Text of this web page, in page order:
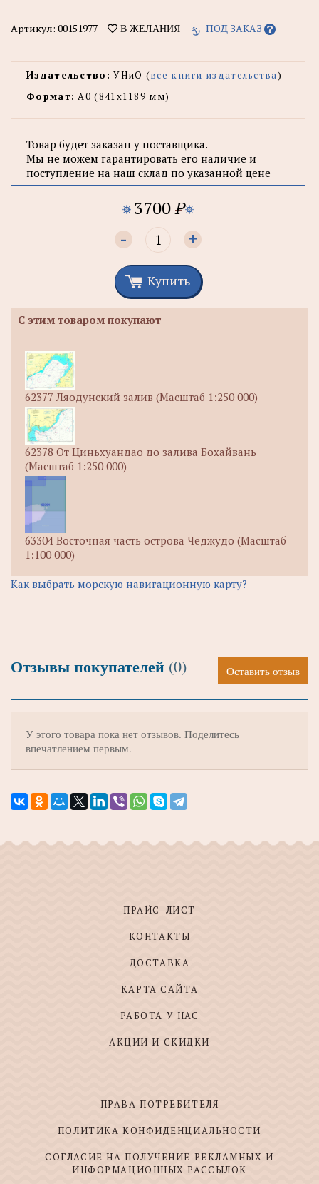
Артикул: 00151977 В ЖЕЛАНИЯ ПОД ЗАКАЗ
Издательство: УНиО (все книги издательства)
Формат: А0 (841x1189 мм)
Товар будет заказан у поставщика.
Мы не можем гарантировать его наличие и
поступление на наш склад по указанной цене
3700P
- +
Купить
С этим товаром покупают
62377 Ляодунский залив (Масштаб 1:250 000)
62378 От Циньхуандао до залива Бохайвань
(Масштаб 1:250 000)
63304 Восточная часть острова Чеджудо (Масштаб
1:100 000)
Как выбрать морскую навигационную карту?
Отзывы покупателей (0) Оставить отзыв
У этого товара пока нет отзывов. Поделитесь
впечатлением первым.
ПРАЙС-ЛИСТ
КОНТАКТЫ
ДОСТАВКА
КАРТА САЙТА
РАБОТА У НАС
АКЦИИ И СКИДКИ
ПРАВА ПОТРЕБИТЕЛЯ
ПОЛИТИКА КОНФИДЕНЦИАЛЬНОСТИ
СОГЛАСИЕ НА ПОЛУЧЕНИЕ РЕКЛАМНЫХ И
ИНФОРМАЦИОННЫХ РАССЫЛОК